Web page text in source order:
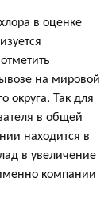
в оценке
на мировой
округа. Так для
в общей
находится в
в увеличение
компании